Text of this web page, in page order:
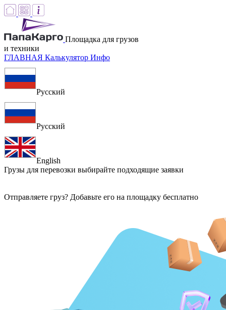
Площадка для грузов
и техники
ГЛАВНАЯ Калькулятор Инфо
Русский
Русский
English
Грузы для перевозки выбирайте подходящие заявки
Отправляете груз? Добавьте его на площадку бесплатно